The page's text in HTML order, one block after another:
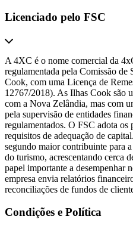
Licenciado pelo FSC
A 4XC é o nome comercial da
regulamentada pela Comissão de
Cook, com uma Licença de
12767/2018). As Ilhas Cook são
com a Nova Zelândia, mas com
pela supervisão de entidades
regulamentados. O FSC adota
requisitos de adequação de
segundo maior contribuinte para
do turismo, acrescentando cerca
papel importante a desempenhar
empresa envia relatórios
reconciliações de fundos de
Condições e Política